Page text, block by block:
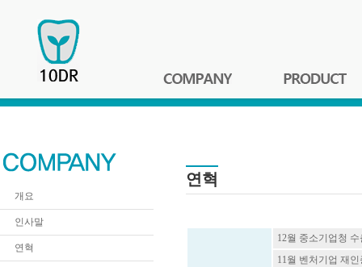
개요
인사말
연혁
연혁
12월 중소기업청
11월 벤처기업 재인